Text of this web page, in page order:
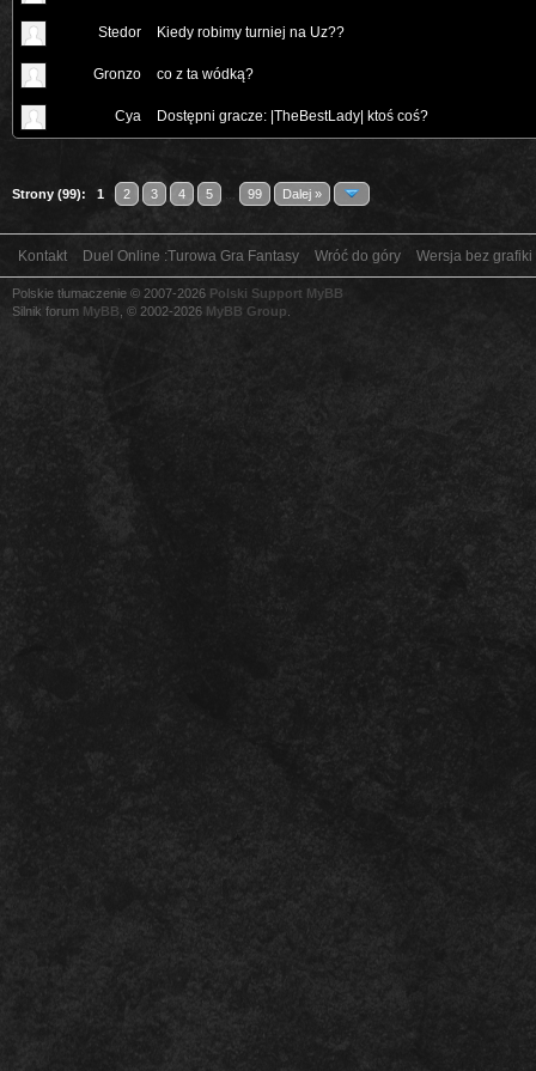
Stedor Kiedy robimy turniej na Uz??
Gronzo co z ta wódką?
Cya Dostępni gracze: |TheBestLady| ktoś coś?
Strony (99): 1 2 3 4 5 99 Dalej »
Kontakt Duel Online :Turowa Gra Fantasy Wróć do góry Wersja bez grafiki
Polskie tłumaczenie © 2007-2026 Polski Support MyBB
Silnik forum MyBB , © 2002-2026 MyBB Group